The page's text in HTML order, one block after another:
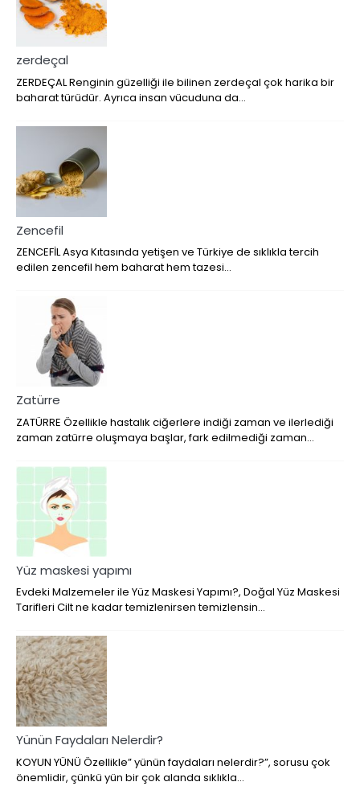
zerdeçal
ZERDEÇAL Renginin güzelliği ile bilinen zerdeçal çok harika bir
baharat türüdür. Ayrıca insan vücuduna da…
Zencefil
ZENCEFİL Asya Kıtasında yetişen ve Türkiye de sıklıkla tercih
edilen zencefil hem baharat hem tazesi…
Zatürre
ZATÜRRE Özellikle hastalık ciğerlere indiği zaman ve ilerlediği
zaman zatürre oluşmaya başlar, fark edilmediği zaman…
Yüz maskesi yapımı
Evdeki Malzemeler ile Yüz Maskesi Yapımı?, Doğal Yüz Maskesi
Tarifleri Cilt ne kadar temizlenirsen temizlensin…
Yünün Faydaları Nelerdir?
KOYUN YÜNÜ Özellikle” yünün faydaları nelerdir?”, sorusu çok
önemlidir, çünkü yün bir çok alanda sıklıkla…